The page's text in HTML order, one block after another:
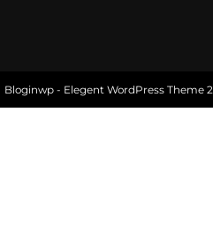
Bloginwp - Elegent WordPress Theme